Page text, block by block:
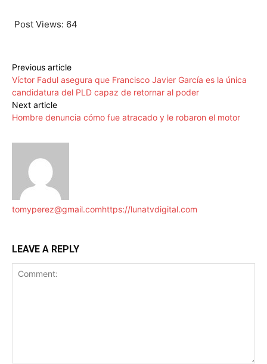
Post Views: 64
Previous article
Víctor Fadul asegura que Francisco Javier García es la única
candidatura del PLD capaz de retornar al poder
Next article
Hombre denuncia cómo fue atracado y le robaron el motor
tomyperez@gmail.comhttps://lunatvdigital.com
LEAVE A REPLY